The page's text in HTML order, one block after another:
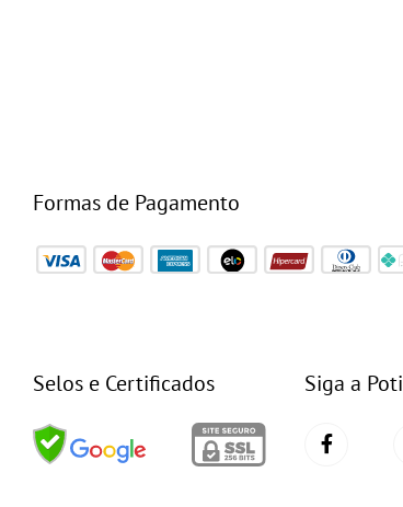
Formas de Pagamento
Selos e Certificados Siga a